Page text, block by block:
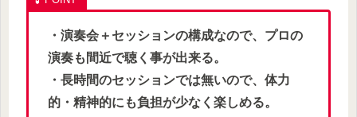
・演奏会＋セッションの構成なので、プロの
演奏も間近で聴く事が出来る。
・長時間のセッションでは無いので、体力
的・精神的にも負担が少なく楽しめる。